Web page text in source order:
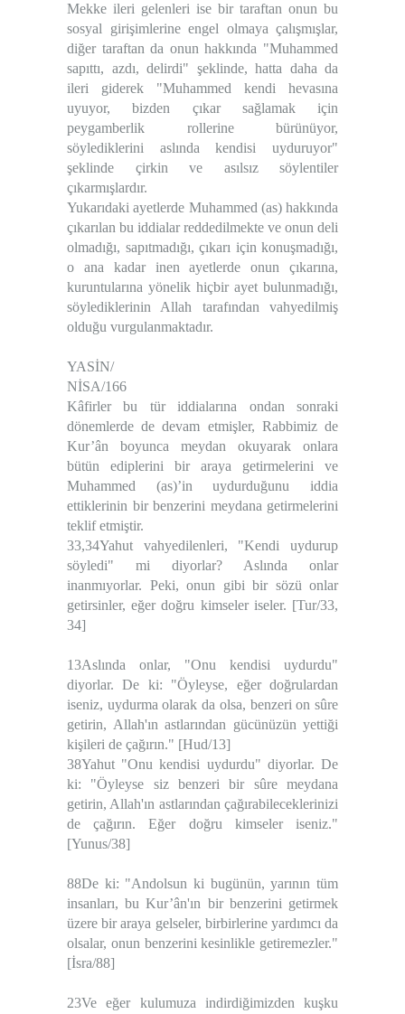
Mekke ileri gelenleri ise bir taraftan onun bu
sosyal girişimlerine engel olmaya çalışmışlar,
diğer taraftan da onun hakkında "Muhammed
sapıttı, azdı, delirdi" şeklinde, hatta daha da
ileri giderek "Muhammed kendi hevasına
uyuyor, bizden çıkar sağlamak için
peygamberlik rollerine bürünüyor,
söylediklerini aslında kendisi uyduruyor"
şeklinde çirkin ve asılsız söylentiler
çıkarmışlardır.
Yukarıdaki ayetlerde Muhammed (as) hakkında
çıkarılan bu iddialar reddedilmekte ve onun deli
olmadığı, sapıtmadığı, çıkarı için konuşmadığı,
o ana kadar inen ayetlerde onun çıkarına,
kuruntularına yönelik hiçbir ayet bulunmadığı,
söylediklerinin Allah tarafından vahyedilmiş
olduğu vurgulanmaktadır.
YASİN/
NİSA/166
Kâfirler bu tür iddialarına ondan sonraki
dönemlerde de devam etmişler, Rabbimiz de
Kur’ân boyunca meydan okuyarak onlara
bütün ediplerini bir araya getirmelerini ve
Muhammed (as)’in uydurduğunu iddia
ettiklerinin bir benzerini meydana getirmelerini
teklif etmiştir.
33,34Yahut vahyedilenleri, "Kendi uydurup
söyledi" mi diyorlar? Aslında onlar
inanmıyorlar. Peki, onun gibi bir sözü onlar
getirsinler, eğer doğru kimseler iseler. [Tur/33,
34]
13Aslında onlar, "Onu kendisi uydurdu"
diyorlar. De ki: "Öyleyse, eğer doğrulardan
iseniz, uydurma olarak da olsa, benzeri on sûre
getirin, Allah'ın astlarından gücünüzün yettiği
kişileri de çağırın." [Hud/13]
38Yahut "Onu kendisi uydurdu" diyorlar. De
ki: "Öyleyse siz benzeri bir sûre meydana
getirin, Allah'ın astlarından çağırabileceklerinizi
de çağırın. Eğer doğru kimseler iseniz."
[Yunus/38]
88De ki: "Andolsun ki bugünün, yarının tüm
insanları, bu Kur’ân'ın bir benzerini getirmek
üzere bir araya gelseler, birbirlerine yardımcı da
olsalar, onun benzerini kesinlikle getiremezler."
[İsra/88]
23Ve eğer kulumuza indirdiğimizden kuşku